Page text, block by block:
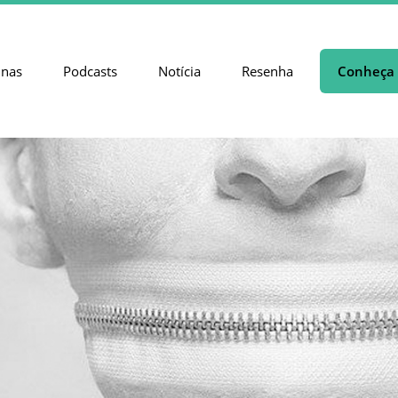
Podcasts Notícia Resenha